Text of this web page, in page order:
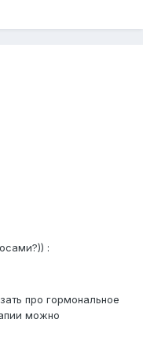
:
про гормональное
можно